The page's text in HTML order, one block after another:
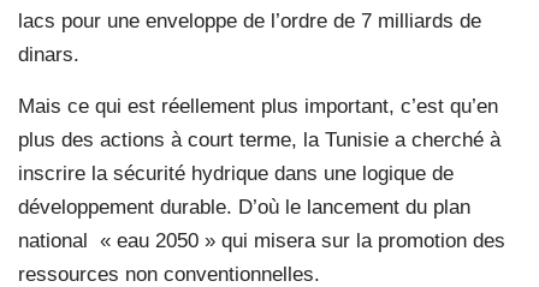
lacs pour une enveloppe de l’ordre de 7 milliards de
dinars.
Mais ce qui est réellement plus important, c’est qu’en
plus des actions à court terme, la Tunisie a cherché à
inscrire la sécurité hydrique dans une logique de
développement durable. D’où le lancement du plan
national « eau 2050 » qui misera sur la promotion des
ressources non conventionnelles.